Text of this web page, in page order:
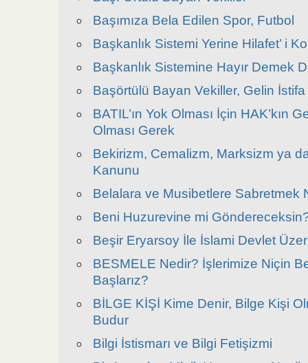
Başımıza Bela Edilen Spor, Futbol
Başkanlık Sistemi Yerine Hilafet’ i
Başkanlık Sistemine Hayır Demek
Başörtülü Bayan Vekiller, Gelin
BATIL’ın Yok Olması İçin HAK’kın
Olması Gerek
Bekirizm, Cemalizm, Marksizm ya
Kanunu
Belalara ve Musibetlere Sabretmek
Beni Huzurevine mi
Beşir Eryarsoy İle İslami Devlet
BESMELE Nedir? İşlerimize Niçin
Başlarız?
BİLGE KİŞİ Kime Denir, Bilge Kişi
Budur
Bilgi İstismarı ve Bilgi Fetişizmi